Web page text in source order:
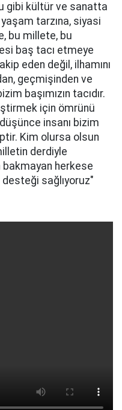
gibi kültür ve sanatta
tarzına, siyasi
bu millete, bu
baş tacı etmeye
eden değil, ilhamını
geçmişinden ve
başımızın tacıdır.
için ömrünü
insanı bizim
Kim olursa olsun
derdiyle
herkese
sağlıyoruz"